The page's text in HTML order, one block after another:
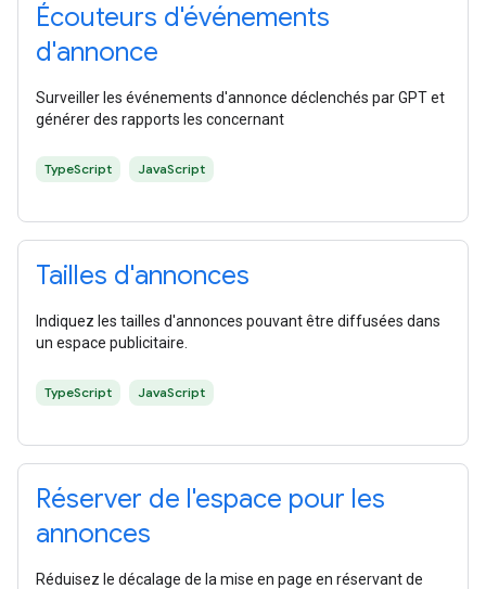
Écouteurs d'événements
d'annonce
Surveiller les événements d'annonce déclenchés par GPT et
générer des rapports les concernant
TypeScript JavaScript
Tailles d'annonces
Indiquez les tailles d'annonces pouvant être diffusées dans
un espace publicitaire.
TypeScript JavaScript
Réserver de l'espace pour les
annonces
Réduisez le décalage de la mise en page en réservant de